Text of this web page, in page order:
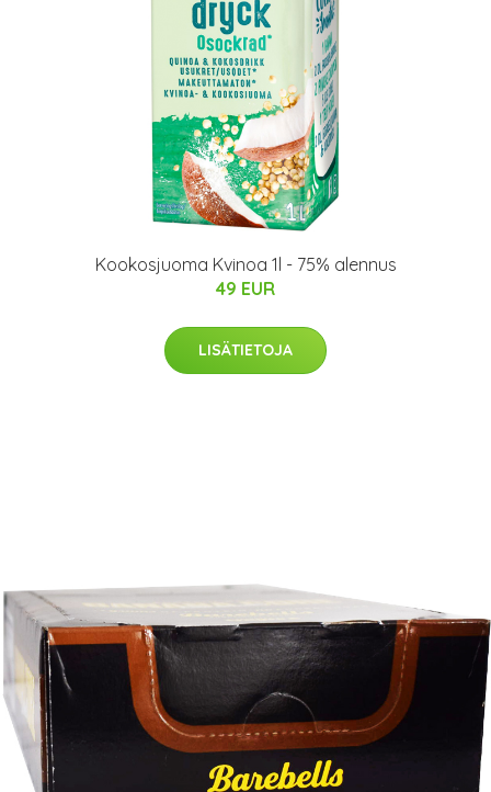
Kookosjuoma Kvinoa 1l - 75% alennus
49 EUR
LISÄTIETOJA